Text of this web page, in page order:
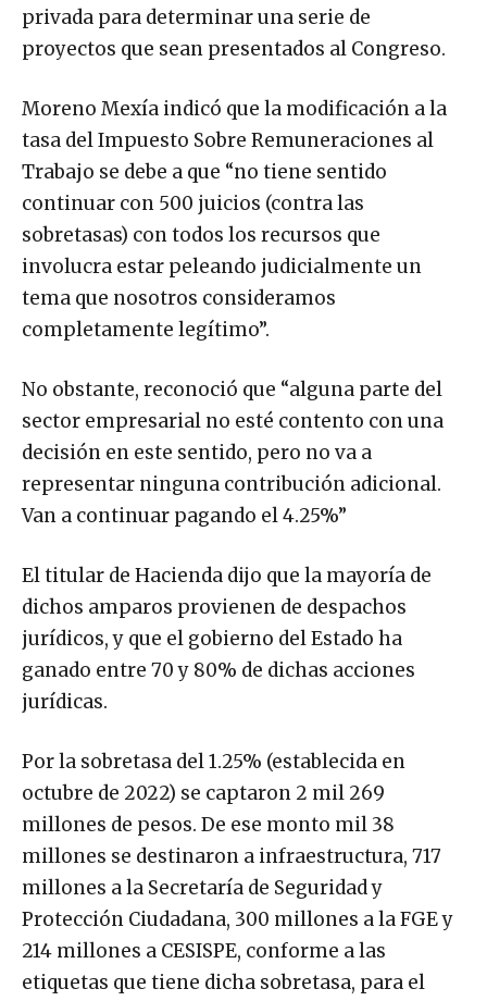
privada para determinar una serie de
proyectos que sean presentados al Congreso.
Moreno Mexía indicó que la modificación a la
tasa del Impuesto Sobre Remuneraciones al
Trabajo se debe a que “no tiene sentido
continuar con 500 juicios (contra las
sobretasas) con todos los recursos que
involucra estar peleando judicialmente un
tema que nosotros consideramos
completamente legítimo”.
No obstante, reconoció que “alguna parte del
sector empresarial no esté contento con una
decisión en este sentido, pero no va a
representar ninguna contribución adicional.
Van a continuar pagando el 4.25%”
El titular de Hacienda dijo que la mayoría de
dichos amparos provienen de despachos
jurídicos, y que el gobierno del Estado ha
ganado entre 70 y 80% de dichas acciones
jurídicas.
Por la sobretasa del 1.25% (establecida en
octubre de 2022) se captaron 2 mil 269
millones de pesos. De ese monto mil 38
millones se destinaron a infraestructura, 717
millones a la Secretaría de Seguridad y
Protección Ciudadana, 300 millones a la FGE y
214 millones a CESISPE, conforme a las
etiquetas que tiene dicha sobretasa, para el